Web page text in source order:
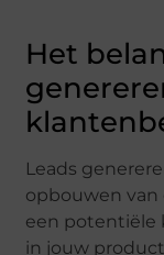
Het
Leads
opbouwen van
een potentiële
in jouw